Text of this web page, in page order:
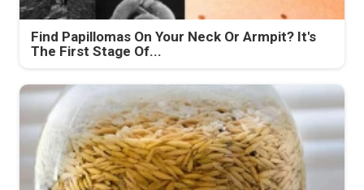
Find Papillomas On Your Neck Or Armpit? It's
The First Stage Of...